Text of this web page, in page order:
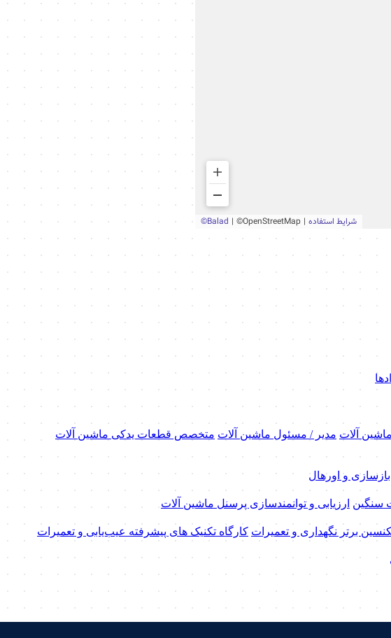
آلات مدیر / مسئول ماشین آلات متخصص قطعات یدکی ماشین آلات
بازسازی و اورهال
سنگین ارزیابی و توانمندسازی پرسنل ماشین آلات
برتر نگهداری و تعمیرات کارگاه تکنیک‌ های پیشرفته عیب‌یابی و تعمیرات